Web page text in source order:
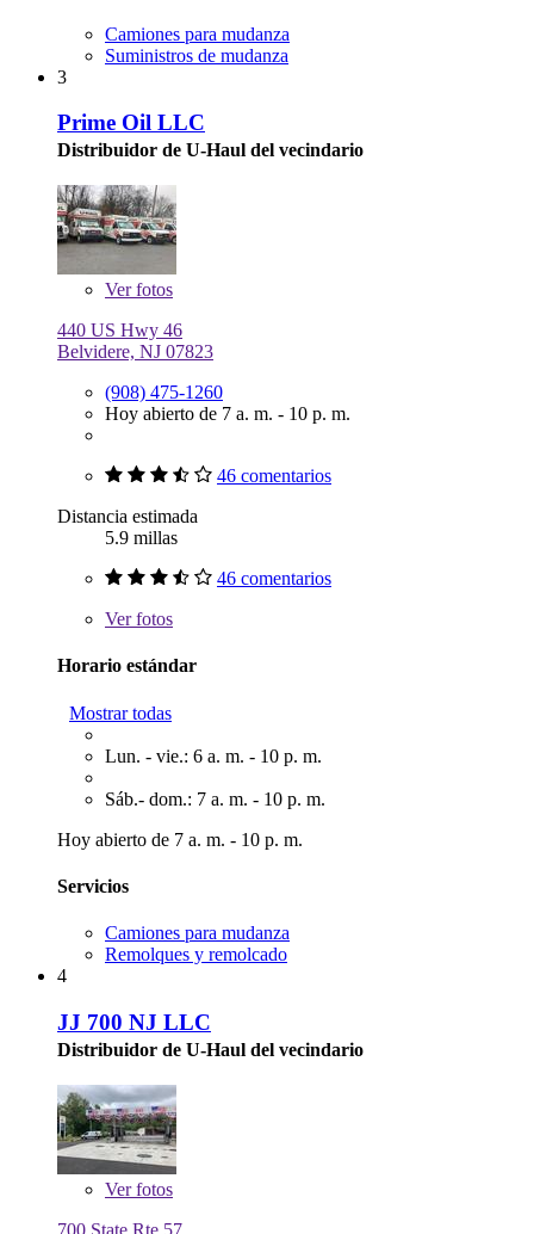
Camiones para mudanza
Suministros de mudanza
3
Prime Oil LLC
Distribuidor de U-Haul del vecindario
Verfotos
440 US Hwy 46
Belvidere, NJ 07823
(908) 475-1260
Hoy abierto de 7 a. m. - 10 p. m.
46 comentarios
Distancia estimada
5.9 millas
46 comentarios
Verfotos
Horario estándar
Mostrar todas
Lun. - vie.: 6 a. m. - 10 p. m.
Sáb.- dom.: 7 a. m. - 10 p. m.
Hoy abierto de 7 a. m. - 10 p. m.
Servicios
Camiones para mudanza
Remolques y remolcado
4
JJ 700 NJ LLC
Distribuidor de U-Haul del vecindario
Verfotos
700 State Rte 57